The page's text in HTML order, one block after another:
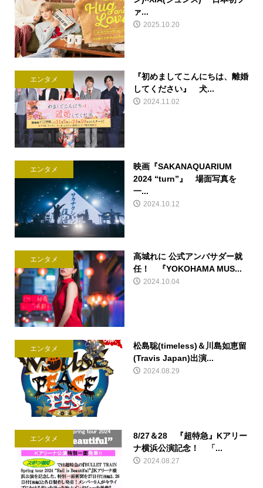
ァ...
2025.10.20
エンタメ
『初めましてこんにちは、離婚
してください』 犬...
2024.11.02
エンタメ
映画『SAKANAQUARIUM
2024 “turn”』 場面写真を
一...
2024.10.12
エンタメ
高城れに 公式アンバサダー就
任！ 『YOKOHAMA MUS...
2024.10.04
エンタメ
松島聡(timeless)＆川島如恵留
(Travis Japan)出演...
2024.08.29
エンタメ
8/27＆28 『超特急』Kアリー
ナ横浜公演記念！ 「...
2024.08.27